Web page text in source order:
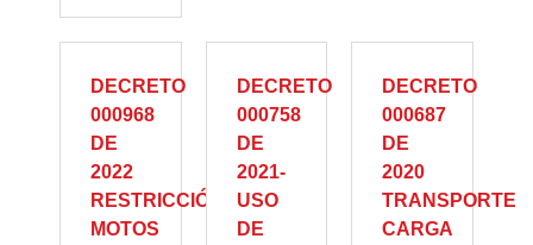
DECRETO
000968
DE
2022
RESTRICCIÓN
MOTOS
DECRETO
000758
DE
2021-
USO
DE
DECRETO
000687
DE
2020
TRANSPORTE
CARGA